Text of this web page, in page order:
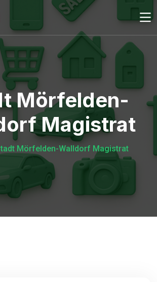
Mörfelden-
Magistrat
Mörfelden-Walldorf Magistrat